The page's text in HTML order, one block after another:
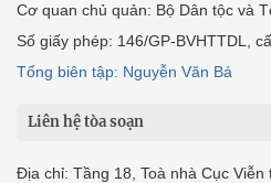
Cơ quan chủ quản: Bộ Dân tộc và
Số giấy phép: 146/GP-BVHTTDL,
Tổng biên tập: Nguyễn Văn Bá
Liên hệ tòa soạn
Địa chỉ: Tầng 18, Toà nhà Cục